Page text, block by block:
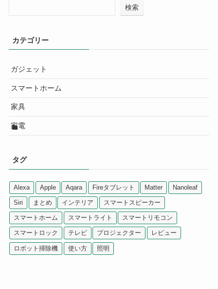
検索
カテゴリー
ガジェット
スマートホーム
家具
家電
タグ
Alexa Apple Aqara Fireタブレット Matter Nanoleaf
Siri まとめ インテリア スマートスピーカー
スマートホーム スマートライト スマートリモコン
スマートロック テレビ プロジェクター レビュー
ロボット掃除機 使い方 照明